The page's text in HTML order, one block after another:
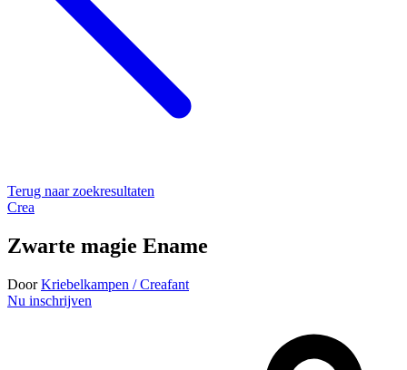
Terug naar zoekresultaten
Crea
Zwarte magie Ename
Door Kriebelkampen / Creafant
Nu inschrijven